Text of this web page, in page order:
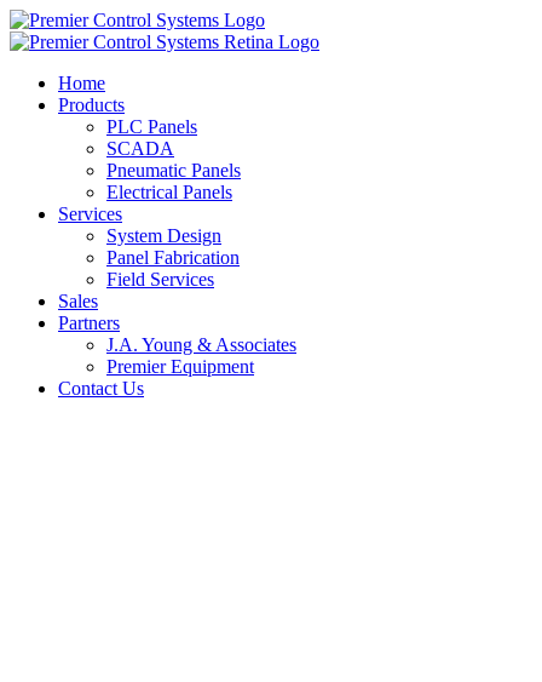
Home
Products
PLC Panels
SCADA
Pneumatic Panels
Electrical Panels
Services
System Design
Panel Fabrication
Field Services
Sales
Partners
J.A. Young & Associates
Premier Equipment
Contact Us